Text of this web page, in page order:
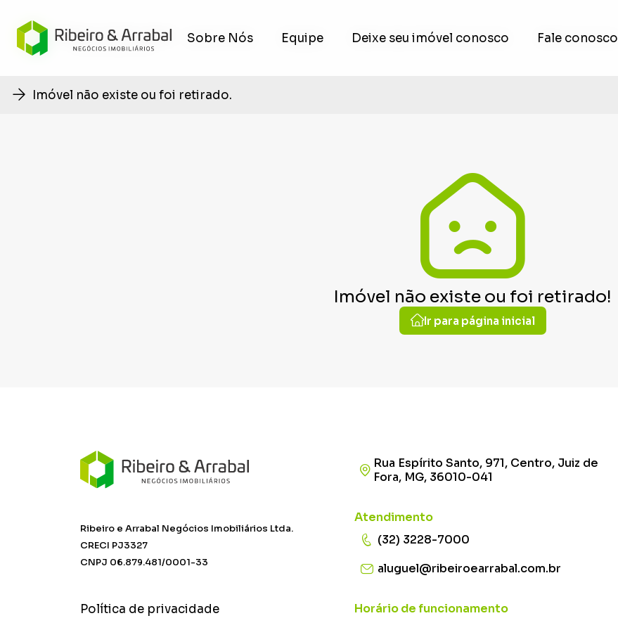
Sobre Nós Equipe Deixe seu imóvel conosco Fale conosco
Sobre Nós Equipe Deixe seu imóvel conosco Fale conosco
Imóvel não existe ou foi retirado.
Imóvel não existe ou foi retirado!
Ir para página inicial
Ribeiro e Arrabal Negócios Imobiliários Ltda.
CRECI PJ3327
CNPJ 06.879.481/0001-33
Política de privacidade
Rua Espírito Santo, 971, Centro, Juiz de
Fora, MG, 36010-041
Atendimento
(32) 3228-7000
aluguel@ribeiroearrabal.com.br
Horário de funcionamento